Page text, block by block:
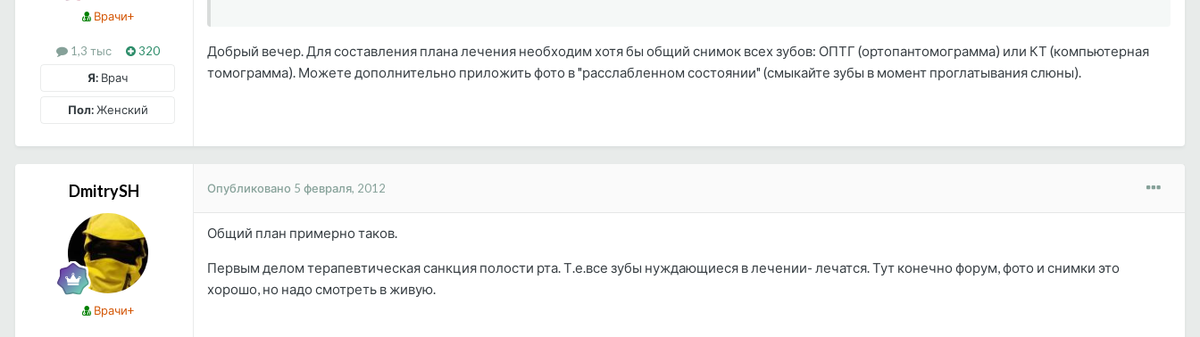
Врачи+
1,3 тыс
320
Я: Врач
Пол:Женский
Добрый вечер. Для составления плана лечения необходим хотя бы общий снимок всех зубов: ОПТГ (ортопантомограмма) или КТ (компьютерная
томограмма). Можете дополнительно приложить фото в "расслабленном состоянии" (смыкайте зубы в момент проглатывания слюны).
DmitrySH
Врачи+
Опубликовано 5 февраля, 2012
Общий план примерно таков.
Первым делом терапевтическая санкция полости рта. Т.е.все зубы нуждающиеся в лечении- лечатся. Тут конечно форум, фото и снимки это
хорошо, но надо смотреть в живую.